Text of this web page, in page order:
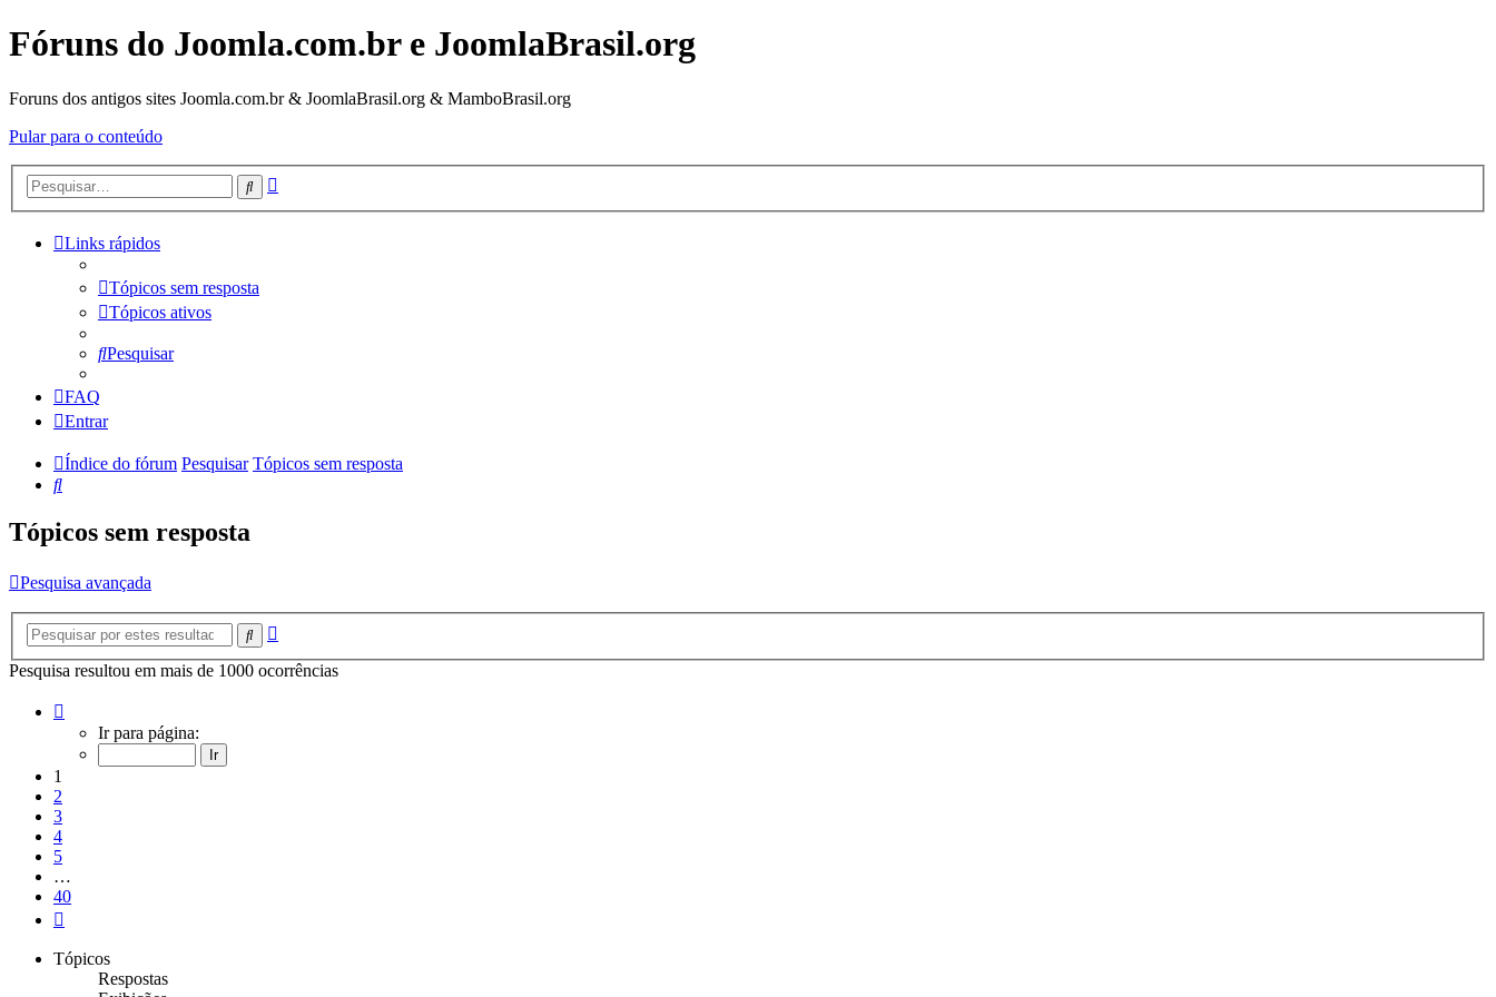
Fóruns do Joomla.com.br e JoomlaBrasil.org
Foruns dos antigos sites Joomla.com.br & JoomlaBrasil.org & MamboBrasil.org
Pular para o conteúdo
Pesquisar
Links rápidos
Tópicos sem resposta
Tópicos ativos
Pesquisar
FAQ
Entrar
Índice do fórum Pesquisar Tópicos sem resposta
Pesquisar
Tópicos sem resposta
Pesquisa avançada
Pesquisar
Pesquisa resultou em mais de 1000 ocorrências
Ir para página:
1
2
3
4
5
…
40
Tópicos
Respostas